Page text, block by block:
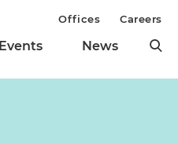
Events News
Offices Careers